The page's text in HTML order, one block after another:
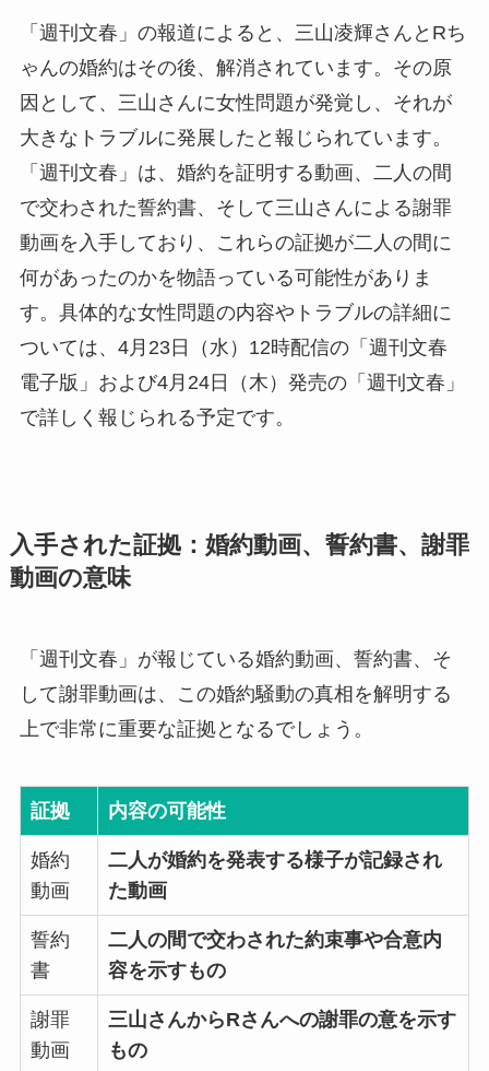
「週刊文春」の報道によると、三山凌輝さんとRち
ゃんの婚約はその後、解消されています。その原
因として、三山さんに女性問題が発覚し、それが
大きなトラブルに発展したと報じられています。
「週刊文春」は、婚約を証明する動画、二人の間
で交わされた誓約書、そして三山さんによる謝罪
動画を入手しており、これらの証拠が二人の間に
何があったのかを物語っている可能性がありま
す。具体的な女性問題の内容やトラブルの詳細に
ついては、4月23日（水）12時配信の「週刊文春
電子版」および4月24日（木）発売の「週刊文春」
で詳しく報じられる予定です。
入手された証拠：婚約動画、誓約書、謝罪
動画の意味
「週刊文春」が報じている婚約動画、誓約書、そ
して謝罪動画は、この婚約騒動の真相を解明する
上で非常に重要な証拠となるでしょう。
証拠 内容の可能性
婚約
動画
二人が婚約を発表する様子が記録され
た動画
誓約
書
二人の間で交わされた約束事や合意内
容を示すもの
謝罪
動画
三山さんからRさんへの謝罪の意を示す
もの